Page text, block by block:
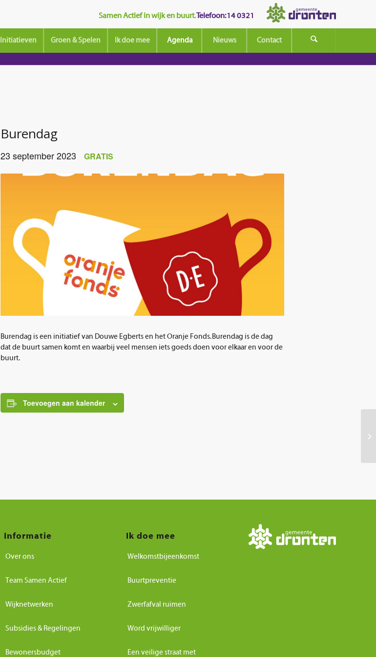
Samen Actief in wijk en buurt.Telefoon: 14 0321
Initiatieven Groen & Spelen Ik doe mee Agenda Nieuws Contact
Burendag
23 september 2023 GRATIS
Burendag is een initiatief van Douwe Egberts en het Oranje Fonds. Burendag is de dag
dat de buurt samen komt en waarbij veel mensen iets goeds doen voor elkaar en voor de
buurt.
Toevoegen aan kalender
Informatie
Over ons
Team Samen Actief
Wijknetwerken
Subsidies & Regelingen
Bewonersbudget
Ik doe mee
Welkomstbijeenkomst
Buurtpreventie
Zwerfafval ruimen
Word vrijwilliger
Een veilige straat met